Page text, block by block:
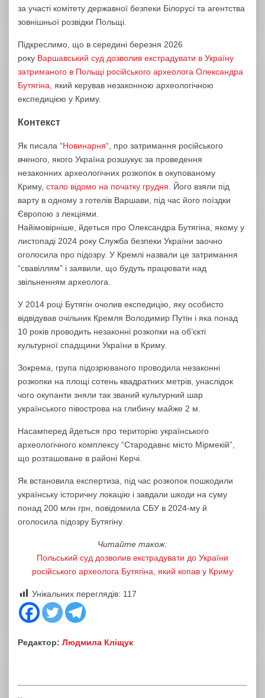
за участі комітету державної безпеки Білорусі та агентства
зовнішньої розвідки Польщі.
Підкреслимо, що в середині березня 2026
року Варшавський суд дозволив екстрадувати в Україну
затриманого в Польщі російського археолога Олександра
Бутягіна, який керував незаконною археологічною
експедицією у Криму.
Контекст
Як писала “Новинарня“, про затримання російського
вченого, якого Україна розшукує за проведення
незаконних археологічних розкопок в окупованому
Криму, стало відомо на початку грудня.
Його взяли під
варту в одному з готелів Варшави, під час його поїздки
Європою з лекціями.
Найімовірніше, йдеться про Олександра Бутягіна, якому у
листопаді 2024 року Служба безпеки України заочно
оголосила про підозру. У Кремлі назвали це затримання
“свавіллям” і заявили, що будуть працювати над
звільненням археолога.
У 2014 році Бутягін очолив експедицію, яку особисто
відвідував очільник Кремля Володимир Путін і яка понад
10 років проводить незаконні розкопки на об’єкті
культурної спадщини України в Криму.
Зокрема, група підозрюваного проводила незаконні
розкопки на площі сотень квадратних метрів, унаслідок
чого окупанти зняли так званий культурний шар
українського півострова на глибину майже 2 м.
Насамперед йдеться про територію українського
археологічного комплексу “Стародавнє місто Мірмекій”,
що розташоване в районі Керчі.
Як встановила експертиза, під час розкопок пошкодили
українську історичну локацію і завдали шкоди на суму
понад 200 млн грн, повідомила СБУ в 2024-му й
оголосила підозру Бутягіну.
Читайте також:
Польський суд дозволив екстрадувати до України
російського археолога Бутягіна, який копав у Криму
Унікальних переглядів: 117
Редактор: Людмила Кліщук